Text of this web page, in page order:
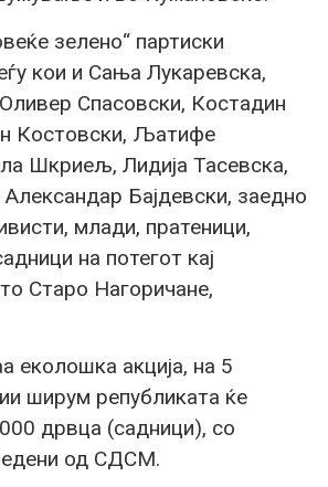
зелено“ партиски
кои и Сања Лукаревска,
Спасовски, Костадин
Костовски, Љатифе
Шкриељ, Лидија Тасевска,
Бајдевски, заедно
млади, пратеници,
на потегот кај
Старо Нагоричане,
еколошка акција, на 5
ширум републиката ќе
дрвца (садници), со
од СДСМ.